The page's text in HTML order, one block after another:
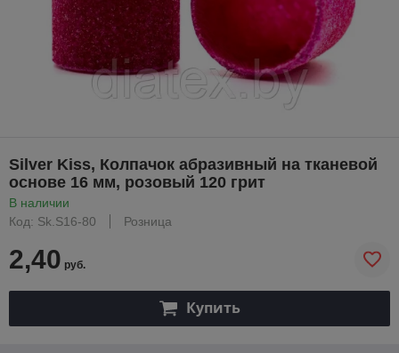
Silver Kiss, Колпачок абразивный на тканевой
основе 16 мм, розовый 120 грит
В наличии
Код: Sk.S16-80
Розница
2,40 руб.
Купить